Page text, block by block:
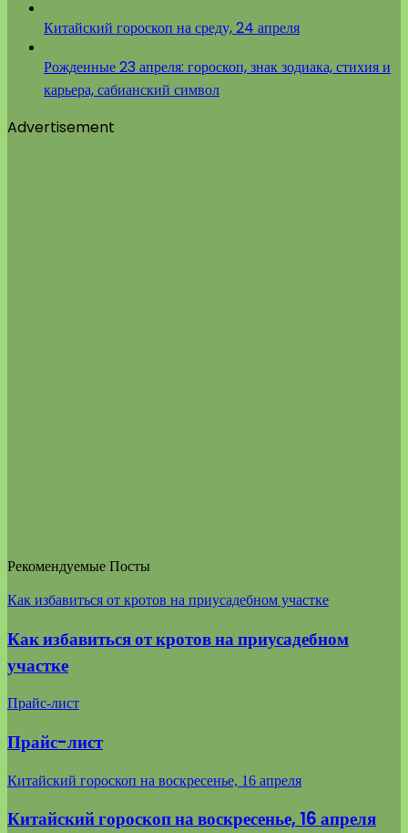
Китайский гороскоп на среду, 24 апреля
Рожденные 23 апреля: гороскоп, знак зодиака, стихия и
карьера, сабианский символ
Advertisement
Рекомендуемые Посты
Как избавиться от кротов на приусадебном участке
Как избавиться от кротов на приусадебном
участке
Прайс-лист
Прайс-лист
Китайский гороскоп на воскресенье, 16 апреля
Китайский гороскоп на воскресенье, 16 апреля